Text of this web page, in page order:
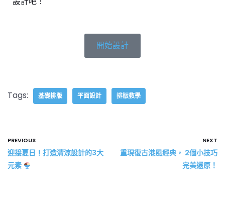
開始設計
Tags: 基礎排版 平面設計 排版教學
PREVIOUS
迎接夏日！打造清涼設計的3大
元素
NEXT
重現復古港風經典， 2個小技巧
完美還原！